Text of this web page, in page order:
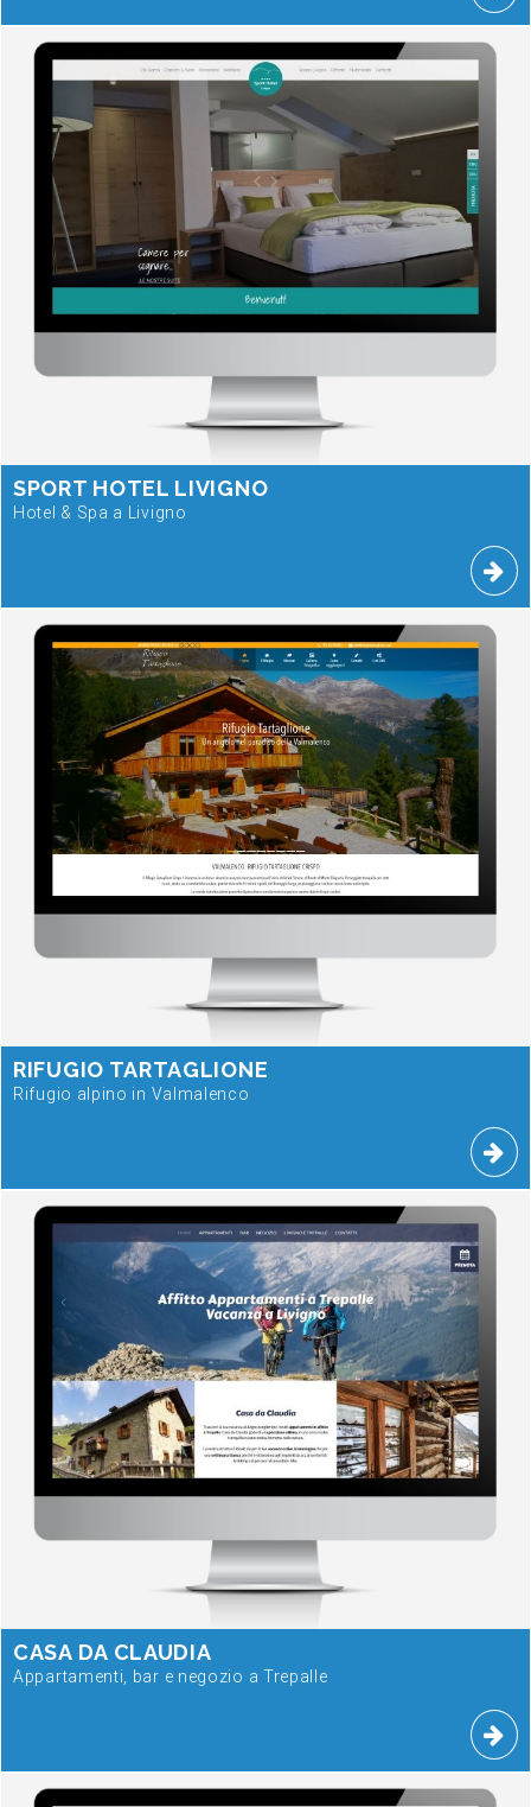
SPORT HOTEL LIVIGNO
Hotel & Spa a Livigno
RIFUGIO TARTAGLIONE
Rifugio alpino in Valmalenco
CASA DA CLAUDIA
Appartamenti, bar e negozio a Trepalle